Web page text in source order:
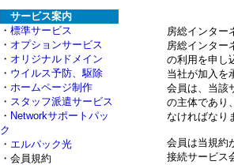
サービス案内
・ 標準サービス
・ オプションサービス
・ オリジナルドメイン
・ ウイルス予防、駆除
・ ホームページ制作
・ スタッフ派遣サービス
・ Networkサポートパッ
ク
・ エルパック光
・会員規約
房総インター
房総インター
の利用を申し
当社が加入を
会員は、当該
の主体であり
なければなり
会員は当規約
接続サービス